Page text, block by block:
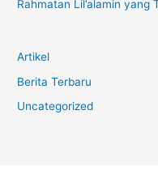
Rahmatan Lil’alamin
Artikel
Berita Terbaru
Uncategorized